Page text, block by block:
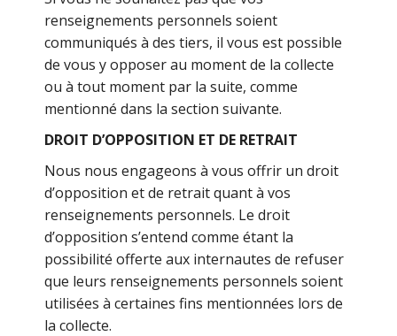
renseignements personnels soient
communiqués à des tiers, il vous est possible
de vous y opposer au moment de la collecte
ou à tout moment par la suite, comme
mentionné dans la section suivante.
DROIT D’OPPOSITION ET DE RETRAIT
Nous nous engageons à vous offrir un droit
d’opposition et de retrait quant à vos
renseignements personnels. Le droit
d’opposition s’entend comme étant la
possibilité offerte aux internautes de refuser
que leurs renseignements personnels soient
utilisées à certaines fins mentionnées lors de
la collecte.